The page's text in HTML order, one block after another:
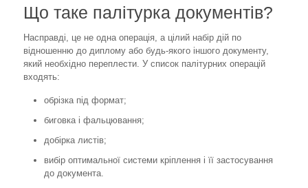
Що таке палітурка документів?
Насправді, це не одна операція, а цілий набір дій по
відношенню до диплому або будь-якого іншого документу,
який необхідно переплести. У список палітурних операцій
входять:
обрізка під формат;
биговка і фальцювання;
добірка листів;
вибір оптимальної системи кріплення і її застосування
до документа.